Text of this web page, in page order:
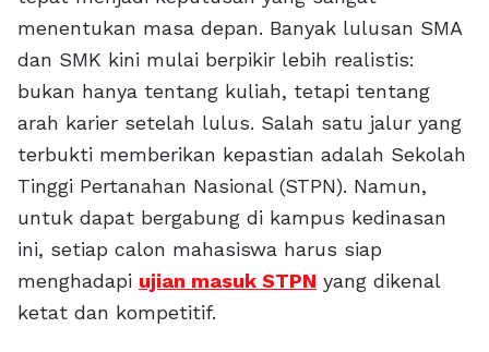
menentukan masa depan. Banyak lulusan SMA
dan SMK kini mulai berpikir lebih realistis:
bukan hanya tentang kuliah, tetapi tentang
arah karier setelah lulus. Salah satu jalur yang
terbukti memberikan kepastian adalah Sekolah
Tinggi Pertanahan Nasional (STPN). Namun,
untuk dapat bergabung di kampus kedinasan
ini, setiap calon mahasiswa harus siap
menghadapi ujian masuk STPN yang dikenal
ketat dan kompetitif.